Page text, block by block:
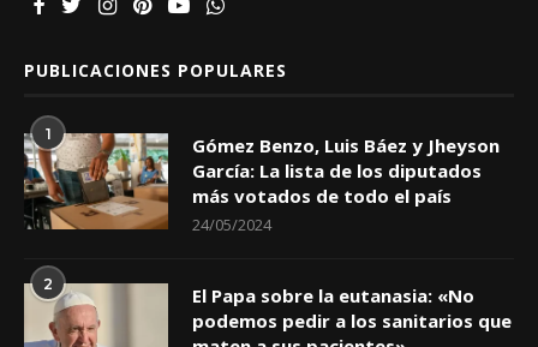
PUBLICACIONES POPULARES
1
Gómez Benzo, Luis Báez y Jheyson
García: La lista de los diputados
más votados de todo el país
24/05/2024
2
El Papa sobre la eutanasia: «No
podemos pedir a los sanitarios que